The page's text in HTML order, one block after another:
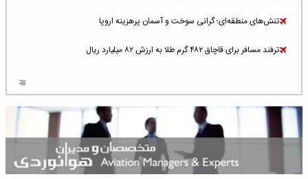
تنش‌های منطقه‌ای؛ گرانی سوخت و آسمان پرهزینه اروپا
ترفند مسافر برای قاچاق ۴۸۲ گرم طلا به ارزش ۸۲ میلیارد ریال
شلوغ‌ترین فرودگاه‌های اروپا در ۲۰۲۵: لندن، استانبول و پاریس
پخش زنده پرواز سیزدهم موشک استارشیپ اسپیس‌ایکس [جمعه ساعت ۰۱:۴۵]